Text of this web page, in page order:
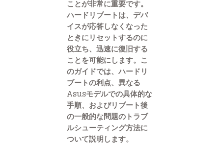
ことが非常に重要です。
ハードリブートは、デバ
イスが応答しなくなった
ときにリセットするのに
役立ち、迅速に復旧する
ことを可能にします。こ
のガイドでは、ハードリ
ブートの利点、異なる
Asusモデルでの具体的な
手順、およびリブート後
の一般的な問題のトラブ
ルシューティング方法に
ついて説明します。